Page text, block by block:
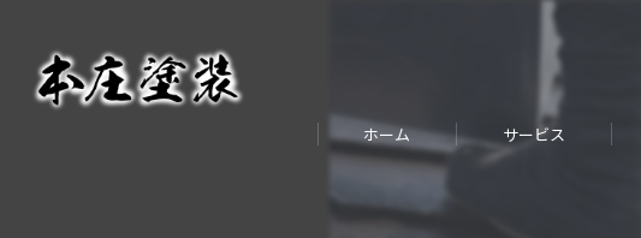
ホーム サービス